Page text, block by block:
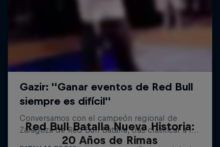
Red Bull Batalla Nueva Historia:
20 Años de Rimas